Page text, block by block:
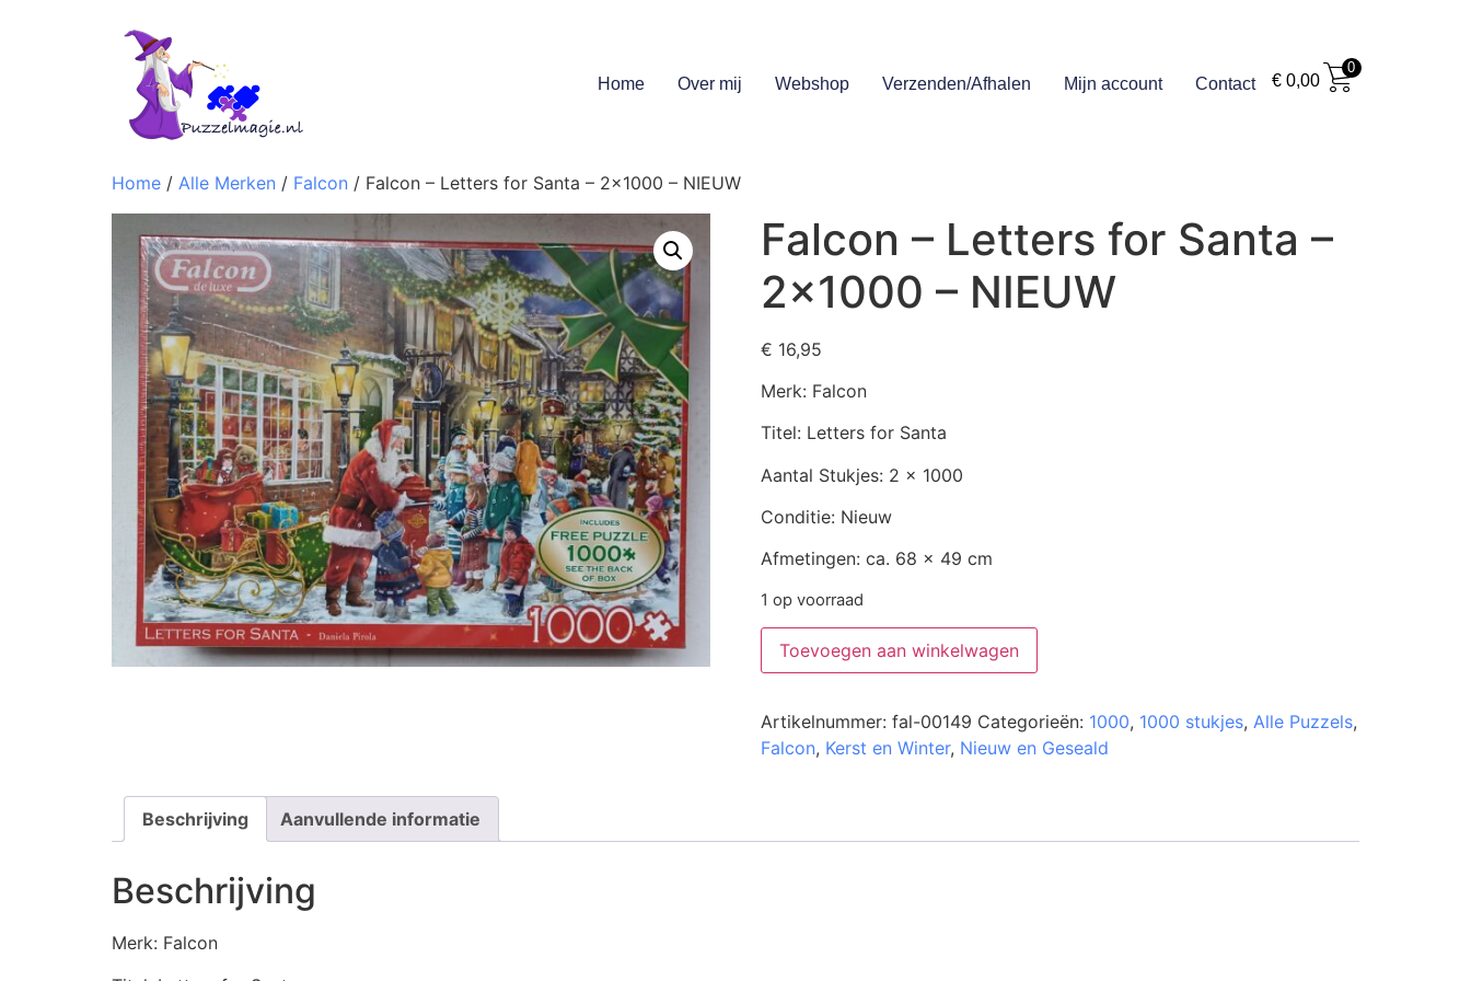
Home Over mij Webshop Verzenden/Afhalen Mijn account Contact €0,00
0
Home / Alle Merken / Falcon / Falcon – Letters for Santa – 2×1000 – NIEUW
Falcon – Letters for Santa –
2×1000 – NIEUW
€ 16,95
Merk: Falcon
Titel: Letters for Santa
Aantal Stukjes: 2 x 1000
Conditie: Nieuw
Afmetingen: ca. 68 x 49 cm
1 op voorraad
Toevoegen aan winkelwagen
Artikelnummer: fal-00149 Categorieën: 1000, 1000 stukjes, Alle Puzzels,
Falcon, Kerst en Winter, Nieuw en Geseald
Beschrijving Aanvullende informatie
Beschrijving
Merk: Falcon